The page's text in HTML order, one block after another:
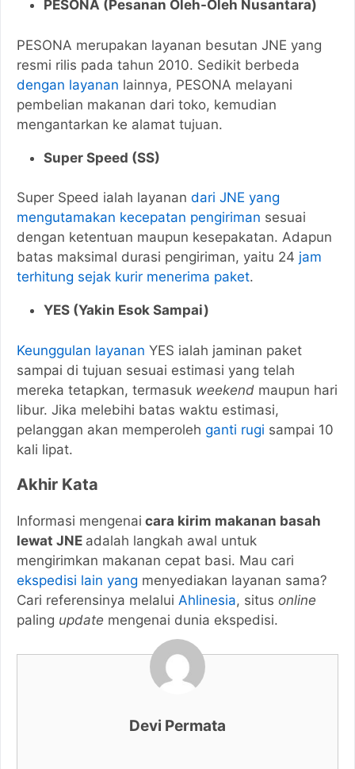
PESONA (Pesanan Oleh-Oleh Nusantara)
PESONA merupakan layanan besutan JNE yang
resmi rilis pada tahun 2010. Sedikit berbeda
dengan layanan lainnya, PESONA melayani
pembelian makanan dari toko, kemudian
mengantarkan ke alamat tujuan.
Super Speed (SS)
Super Speed ialah layanan dari JNE yang
mengutamakan kecepatan pengiriman sesuai
dengan ketentuan maupun kesepakatan. Adapun
batas maksimal durasi pengiriman, yaitu 24 jam
terhitung sejak kurir menerima paket.
YES (Yakin Esok Sampai)
Keunggulan layanan YES ialah jaminan paket
sampai di tujuan sesuai estimasi yang telah
mereka tetapkan, termasuk weekend maupun hari
libur. Jika melebihi batas waktu estimasi,
pelanggan akan memperoleh ganti rugi sampai 10
kali lipat.
Akhir Kata
Informasi mengenai cara kirim makanan basah
lewat JNE adalah langkah awal untuk
mengirimkan makanan cepat basi. Mau cari
ekspedisi lain yang menyediakan layanan sama?
Cari referensinya melalui Ahlinesia, situs online
paling update mengenai dunia ekspedisi.
Devi Permata